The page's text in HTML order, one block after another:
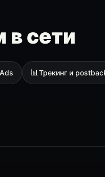
сети
📊Трекинг и